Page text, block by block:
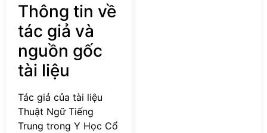
Thông tin về
tác giả và
nguồn gốc
tài liệu
Tác giả của tài liệu
Thuật Ngữ Tiếng
Trung trong Y Học Cổ